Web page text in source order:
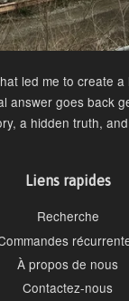
led me to create
answer goes back
a hidden truth,
Liens rapides
Recherche
À propos de nous
Contactez-nous